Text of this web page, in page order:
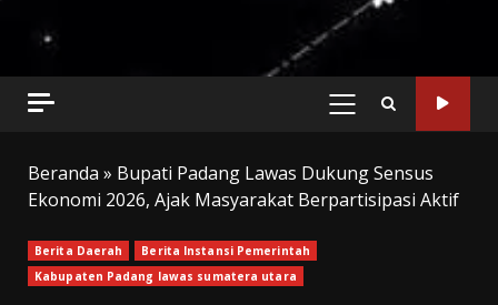
PRIMARY
Beranda » Bupati Padang Lawas Dukung Sensus
Ekonomi 2026, Ajak Masyarakat Berpartisipasi Aktif
Berita Daerah
Berita Instansi Pemerintah
Kabupaten Padang lawas sumatera utara